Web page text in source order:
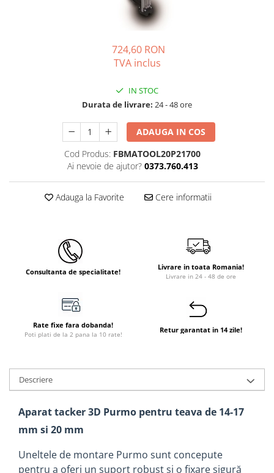
Incalzitoare pe motorina / gaz
Distribuitoare si butelii de
Pompe de circulatie si accesorii
Vase de expansiune termice
Detectoare si regulatoare de gaz si
Producere apa calda menajera
Rezervoare de acumulare
Panouri solare cu tuburi vidate
Panouri solare plane
Echipamente pentru panouri
Panouri solare fotovoltaice
Aparate de aer conditionat
Perdele de aer
Ventiloconvectoare si sisteme VRF
Chillere
Rooftop-uri pentru racire si
incalzire
724,60 RON
TVA inclus
IN STOC
Durata de livrare: 24 - 48 ore
ADAUGA IN COS
Cod Produs: FBMATOOL20P21700
Ai nevoie de ajutor? 0373.760.413
Adauga la Favorite Cere informatii
Consultanta de specialitate! Livrare in toata Romania!
Livrare in 24 - 48 de ore
Rate fixe fara dobanda!
Poti plati de la 2 pana la 10 rate!
Retur garantat in 14 zile!
Descriere
Aparat tacker 3D Purmo pentru teava de 14-17
mm si 20 mm
Uneltele de montare Purmo sunt concepute
pentru a oferi un suport robust și o fixare sigură